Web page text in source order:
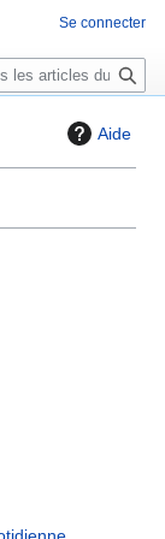
Aide
Se connecter